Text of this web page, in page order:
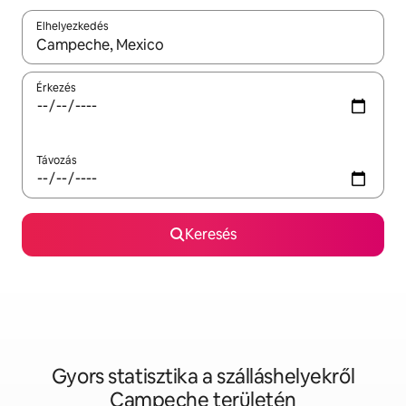
Elhelyezkedés
Az eredmények között a felfelé és a lefelé nyíllal
Érkezés
Távozás
Keresés
Gyors statisztika a szálláshelyekről
Campeche területén